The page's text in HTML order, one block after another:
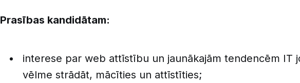
Prasības kandidātam:
interese par web attīstību un jaunākajām tendencēm IT
vēlme strādāt, mācīties un attīstīties;